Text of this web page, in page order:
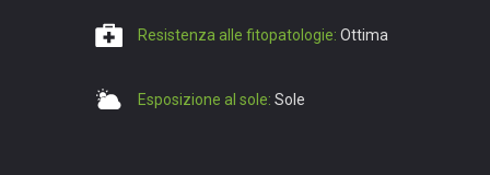
Resistenza alle fitopatologie: Ottima
Esposizione al sole: Sole